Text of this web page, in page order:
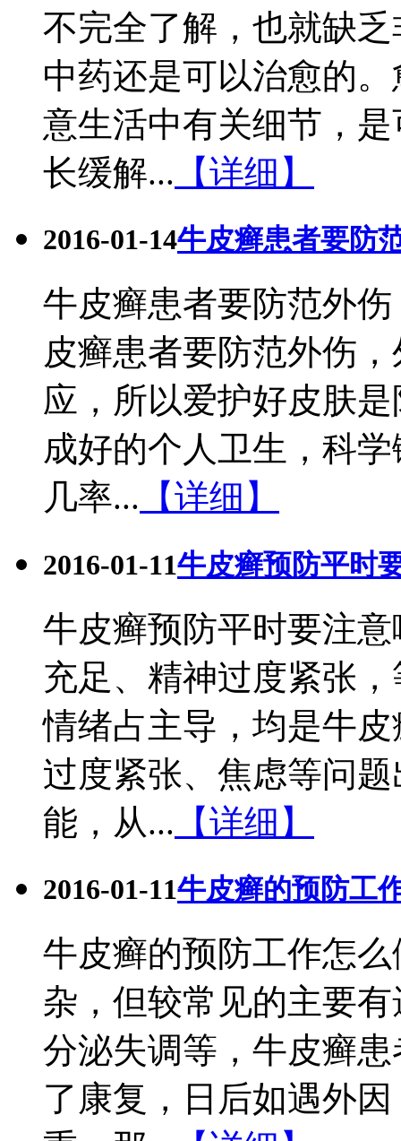
不完全了解，也就缺
中药还是可以治愈的
意生活中有关细节，
长缓解... 【详细】
2016-01-14牛皮癣患者要防
牛皮癣患者要防范外
皮癣患者要防范外伤
应，所以爱护好皮肤
成好的个人卫生，科
几率... 【详细】
2016-01-11牛皮癣预防平时
牛皮癣预防平时要注
充足、精神过度紧张
情绪占主导，均是牛
过度紧张、焦虑等问
能，从... 【详细】
2016-01-11牛皮癣的预防工
牛皮癣的预防工作怎
杂，但较常见的主要
分泌失调等，牛皮癣
了康复，日后如遇外